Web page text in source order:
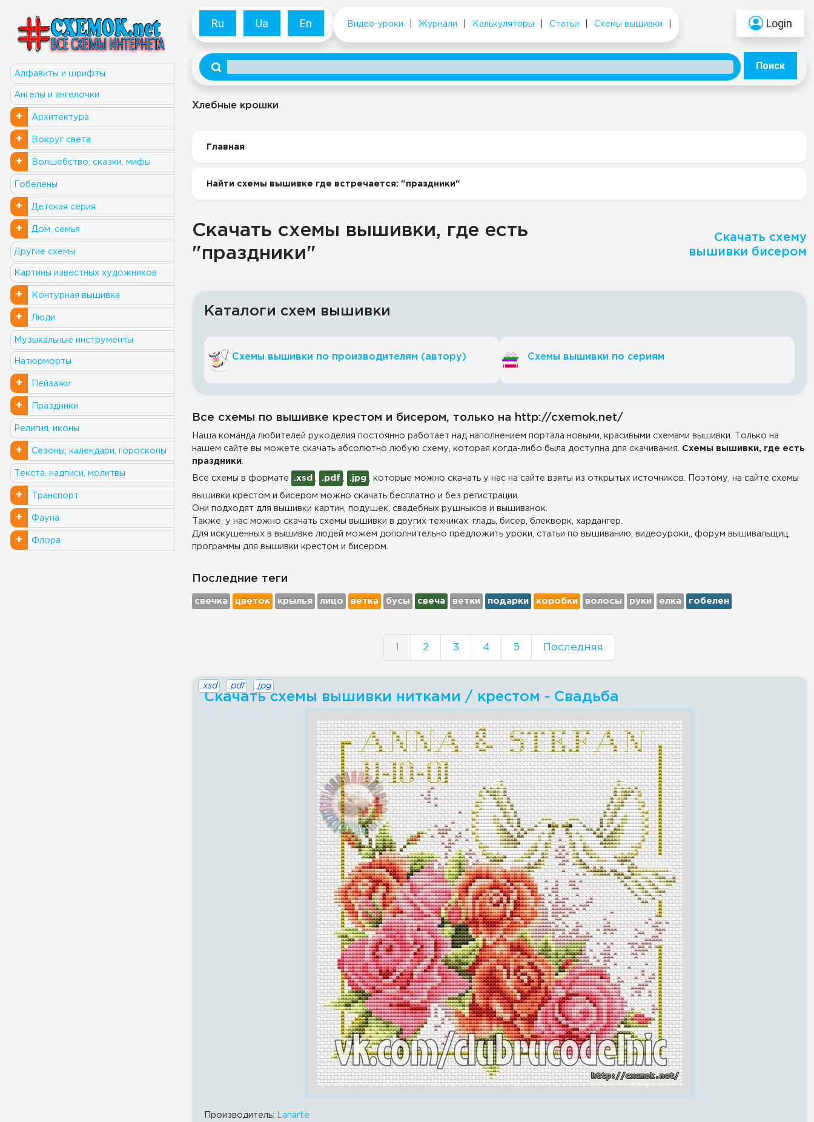
Алфавиты и шрифты
Ангелы и ангелочки
+ Архитектура
+ Вокруг света
+ Волшебство, сказки, мифы
Гобелены
+ Детская серия
+ Дом, семья
Другие схемы
Картины известных художников
+ Контурная вышивка
+ Люди
Музыкальные инструменты
Натюрморты
+ Пейзажи
+ Праздники
Религия, иконы
+ Сезоны, календари, гороскопы
Текста, надписи, молитвы
+ Транспорт
+ Фауна
+ Флора
Ru Ua En Видео-уроки Журнали Калькуляторы Статьи Схемы вышивки Login
Поиск
Хлебные крошки
Главная
Найти схемы вышивке где встречается: "праздники"
Скачать схемы вышивки, где есть
"праздники"
Скачать схему
вышивки бисером
Каталоги схем вышивки
Схемы вышивки по производителям (автору) Схемы вышивки по сериям
Все схемы по вышивке крестом и бисером, только на http://cxemok.net/
Наша команда любителей рукоделия постоянно работает над наполнением портала новыми, красивыми схемами вышивки. Только на
нашем сайте вы можете скачать абсолютно любую схему, которая когда-либо была доступна для скачивания. Схемы вышивки, где есть
праздники
Все схемы в формате .xsd .pdf .jpg , которые можно скачать у нас на сайте взяты из открытых источников. Поэтому, на сайте схемы
вышивки крестом и бисером можно скачать бесплатно и без регистрации.
Они подходят для вышивки картин, подушек, свадебных рушныков и вышиванок.
Также, у нас можно скачать схемы вышивки в других техниках: гладь, бисер, блекворк, хардангер.
Для искушенных в вышивке людей можем дополнительно предложить уроки, статьи по вышиванию, видеоуроки,, форум вышивальщиц,
программы для вышивки крестом и бисером.
Последние теги
свечка цветок крылья лицо ветка бусы свеча ветки подарки коробки волосы руки елка гобелен
1 2 3 4 5 Последняя
Скачать схемы вышивки нитками / крестом - Свадьба
.xsd .pdf .jpg
Производитель:
Lanarte